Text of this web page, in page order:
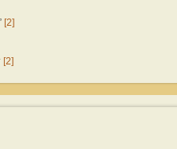
[2]
[2]